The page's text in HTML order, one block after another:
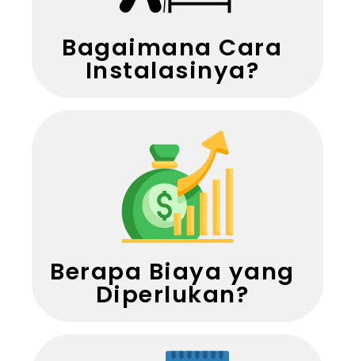
Bagaimana Cara
Instalasinya?
Berapa Biaya yang
Diperlukan?